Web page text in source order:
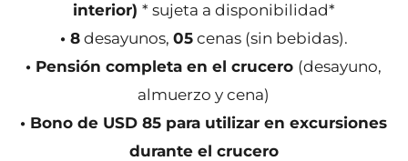
interior) * sujeta a disponibilidad*
• 8desayunos, 05cenas (sin bebidas).
• Pensión completa en el crucero (desayuno,
almuerzo y cena)
• Bono de USD 85 para utilizar en excursiones
durante el crucero